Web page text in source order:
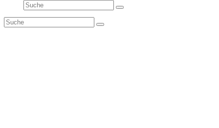
Suche
Senden
Suche
Senden